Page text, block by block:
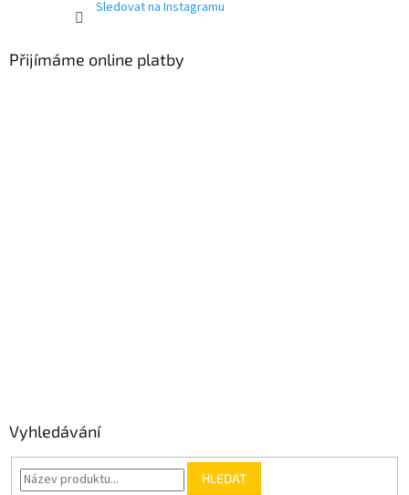
Sledovat na Instagramu
Přijímáme online platby
Vyhledávání
HLEDAT